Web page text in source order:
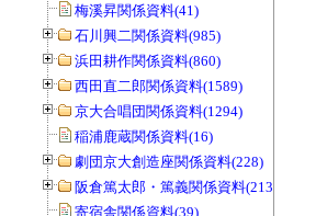
梅溪昇関係資料(41)
石川興二関係資料(985)
浜田耕作関係資料(860)
西田直二郎関係資料(1589)
京大合唱団関係資料(1294)
稲浦鹿蔵関係資料(16)
劇団京大創造座関係資料(228)
阪倉篤太郎・篤義関係資料(213)
寄宿舎関係資料(39)